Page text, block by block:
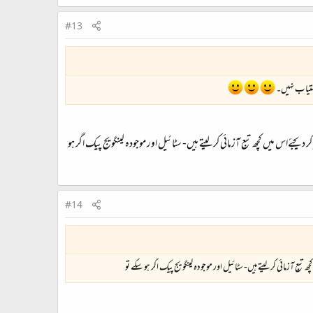
#13
نہیں۔
میں کچھ تبع آزمائی کر لیتے ہیں- سٹائیل اور موجودہ لینگویج پیک اگر ہو
#14
کر لیتے ہیں- سٹائیل اور موجودہ لینگویج پیک اگر ہو سکے تو